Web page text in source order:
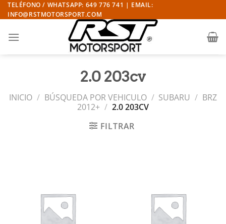
Saltar
al
TELÉFONO / WHATSAPP: 649 776 741 | EMAIL:
INFO@RSTMOTORSPORT.COM
2.0 203cv
INICIO / BÚSQUEDA POR VEHICULO / SUBARU / BRZ
2012+ / 2.0 203CV
FILTRAR